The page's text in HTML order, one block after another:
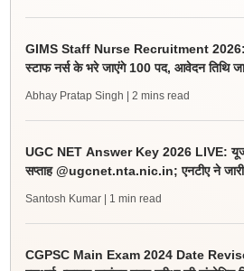
GIMS Staff Nurse Recruitment 2026:
स्टाफ नर्स के भरे जाएंगे 100 पद, आवेदन तिथि
Abhay Pratap Singh | 2 mins read
UGC NET Answer Key 2026 LIVE:
सप्ताह @ugcnet.nta.nic.in; एनटीए ने
Santosh Kumar | 1 min read
CGPSC Main Exam 2024 Date